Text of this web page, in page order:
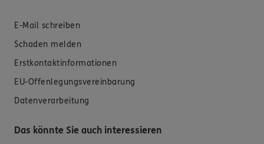
E-Mail schreiben
Schaden melden
Erstkontaktinformationen
EU-Offenlegungsvereinbarung
Datenverarbeitung
Das könnte Sie auch interessieren